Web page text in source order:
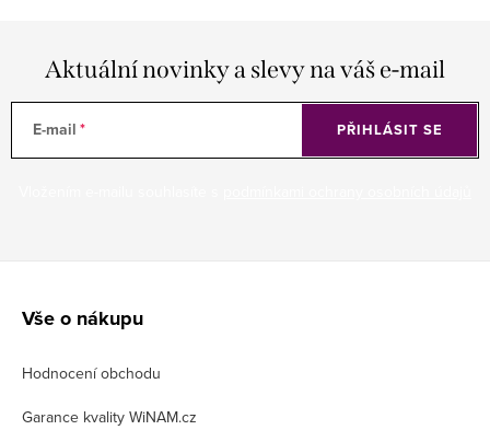
Aktuální novinky a slevy na váš e-mail
E-mail PŘIHLÁSIT SE
Vše o nákupu
Hodnocení obchodu
Garance kvality WiNAM.cz